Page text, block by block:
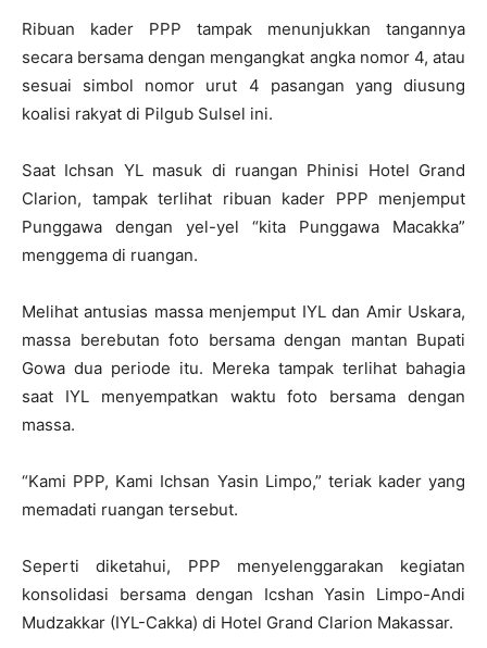
Ribuan kader PPP tampak menunjukkan tangannya
secara bersama dengan mengangkat angka nomor 4, atau
sesuai simbol nomor urut 4 pasangan yang diusung
koalisi rakyat di Pilgub Sulsel ini.
Saat Ichsan YL masuk di ruangan Phinisi Hotel Grand
Clarion, tampak terlihat ribuan kader PPP menjemput
Punggawa dengan yel-yel “kita Punggawa Macakka”
menggema di ruangan.
Melihat antusias massa menjemput IYL dan Amir Uskara,
massa berebutan foto bersama dengan mantan Bupati
Gowa dua periode itu. Mereka tampak terlihat bahagia
saat IYL menyempatkan waktu foto bersama dengan
massa.
“Kami PPP, Kami Ichsan Yasin Limpo,” teriak kader yang
memadati ruangan tersebut.
Seperti diketahui, PPP menyelenggarakan kegiatan
konsolidasi bersama dengan Icshan Yasin Limpo-Andi
Mudzakkar (IYL-Cakka) di Hotel Grand Clarion Makassar.